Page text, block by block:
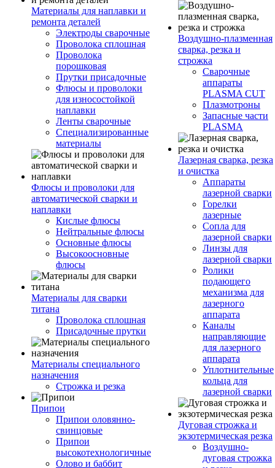
Материалы для наплавки и
ремонта деталей
Электроды сварочные
Проволока сплошная
Проволока
порошковая
Прутки присадочные
Флюсы и проволоки
для износостойкой
наплавки
Ленты сварочные
Специализированные
материалы
Флюсы и проволоки для
автоматической сварки и
наплавки
Кислые флюсы
Нейтральные флюсы
Основные флюсы
Высокоосновные
флюсы
Материалы для сварки
титана
Проволока сплошная
Присадочные прутки
Материалы специального
назначения
Строжка и резка
Припои
Припои оловянно-
свинцовые
Припои
высокотехнологичные
Олово и баббит
Воздушно-плазменная
сварка, резка и
строжка
Сварочные
аппараты
PLASMA CUT
Плазмотроны
Запасные части
PLASMA
Лазерная сварка, резка
и очистка
Аппараты
лазерной сварки
Горелки
лазерные
Сопла для
лазерной сварки
Линзы для
лазерной сварки
Ролики
подающего
механизма для
лазерного
аппарата
Каналы
направляющие
для лазерного
аппарата
Уплотнительные
кольца для
лазерной сварки
Дуговая строжка и
экзотермическая резка
Воздушно-
дуговая строжка